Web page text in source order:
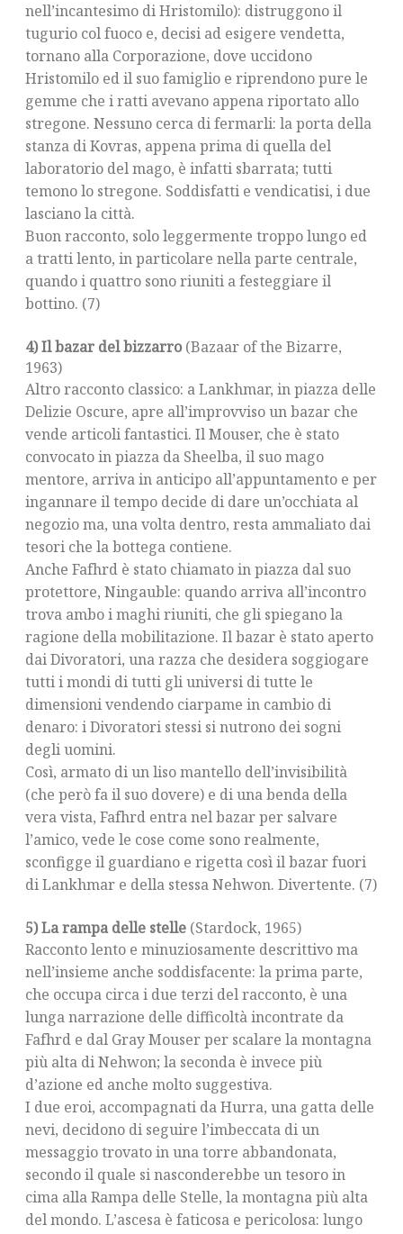
nell’incantesimo di Hristomilo): distruggono il
tugurio col fuoco e, decisi ad esigere vendetta,
tornano alla Corporazione, dove uccidono
Hristomilo ed il suo famiglio e riprendono pure le
gemme che i ratti avevano appena riportato allo
stregone. Nessuno cerca di fermarli: la porta della
stanza di Kovras, appena prima di quella del
laboratorio del mago, è infatti sbarrata; tutti
temono lo stregone. Soddisfatti e vendicatisi, i due
lasciano la città.
Buon racconto, solo leggermente troppo lungo ed
a tratti lento, in particolare nella parte centrale,
quando i quattro sono riuniti a festeggiare il
bottino. (7)
4) Il bazar del bizzarro(Bazaar of the Bizarre,
1963)
Altro racconto classico: a Lankhmar, in piazza delle
Delizie Oscure, apre all’improvviso un bazar che
vende articoli fantastici. Il Mouser, che è stato
convocato in piazza da Sheelba, il suo mago
mentore, arriva in anticipo all’appuntamento e per
ingannare il tempo decide di dare un’occhiata al
negozio ma, una volta dentro, resta ammaliato dai
tesori che la bottega contiene.
Anche Fafhrd è stato chiamato in piazza dal suo
protettore, Ningauble: quando arriva all’incontro
trova ambo i maghi riuniti, che gli spiegano la
ragione della mobilitazione. Il bazar è stato aperto
dai Divoratori, una razza che desidera soggiogare
tutti i mondi di tutti gli universi di tutte le
dimensioni vendendo ciarpame in cambio di
denaro: i Divoratori stessi si nutrono dei sogni
degli uomini.
Così, armato di un liso mantello dell’invisibilità
(che però fa il suo dovere) e di una benda della
vera vista, Fafhrd entra nel bazar per salvare
l’amico, vede le cose come sono realmente,
sconfigge il guardiano e rigetta così il bazar fuori
di Lankhmar e della stessa Nehwon. Divertente. (7)
5) La rampa delle stelle (Stardock, 1965)
Racconto lento e minuziosamente descrittivo ma
nell’insieme anche soddisfacente: la prima parte,
che occupa circa i due terzi del racconto, è una
lunga narrazione delle difficoltà incontrate da
Fafhrd e dal Gray Mouser per scalare la montagna
più alta di Nehwon; la seconda è invece più
d’azione ed anche molto suggestiva.
I due eroi, accompagnati da Hurra, una gatta delle
nevi, decidono di seguire l’imbeccata di un
messaggio trovato in una torre abbandonata,
secondo il quale si nasconderebbe un tesoro in
cima alla Rampa delle Stelle, la montagna più alta
del mondo. L’ascesa è faticosa e pericolosa: lungo